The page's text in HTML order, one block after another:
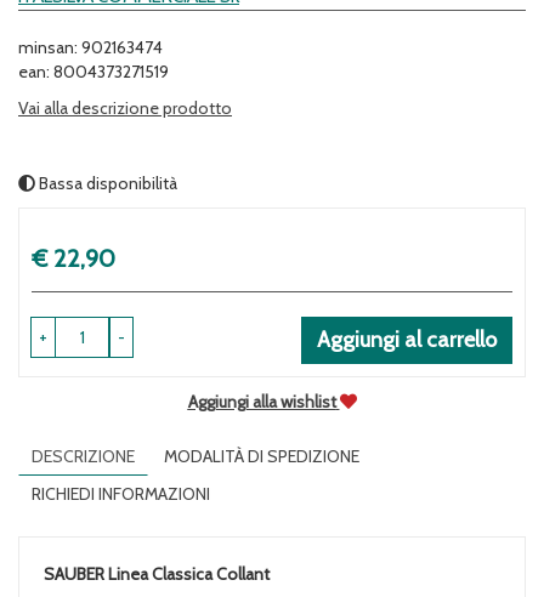
minsan: 902163474
ean: 8004373271519
Vai alla descrizione prodotto
Bassa disponibilità
Prezzo
€ 22,90
-
+ Aggiungi al carrello
Aggiungi alla wishlist
DESCRIZIONE
MODALITÀ DI SPEDIZIONE
RICHIEDI INFORMAZIONI
SAUBER Linea Classica Collant